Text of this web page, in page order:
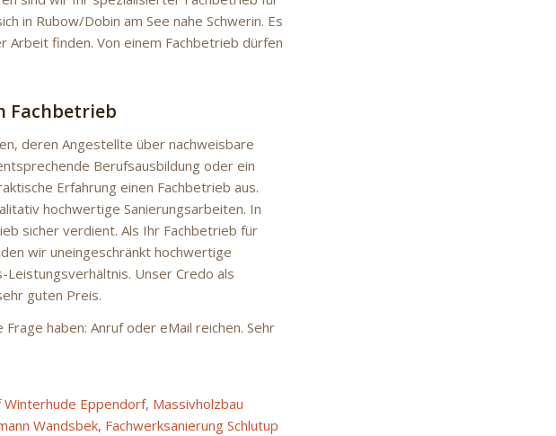
in Rubow/Dobin am See nahe Schwerin. Es
Arbeit finden. Von einem Fachbetrieb dürfen
Fachbetrieb
deren Angestellte über nachweisbare
Berufsausbildung oder ein
Erfahrung einen Fachbetrieb aus.
hochwertige Sanierungsarbeiten. In
sicher verdient. Als Ihr Fachbetrieb für
wir uneingeschränkt hochwertige
Unser Credo als
guten Preis.
haben: Anruf oder eMail reichen. Sehr
Eppendorf, Massivholzbau
Wandsbek, Fachwerksanierung Schlutup